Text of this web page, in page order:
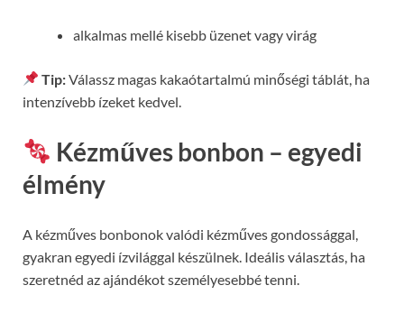
alkalmas mellé kisebb üzenet vagy virág
Tip:Válassz magas kakaótartalmú minőségi táblát, ha
intenzívebb ízeket kedvel.
Kézműves bonbon – egyedi
élmény
A kézműves bonbonok valódi kézműves gondossággal,
gyakran egyedi ízvilággal készülnek. Ideális választás, ha
szeretnéd az ajándékot személyesebbé tenni.